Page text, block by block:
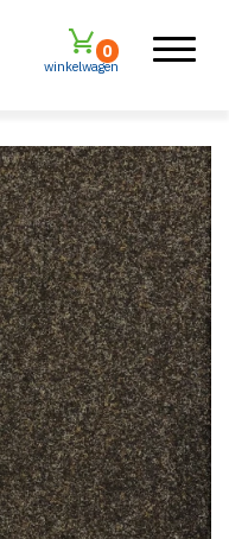
winkelwagen
0